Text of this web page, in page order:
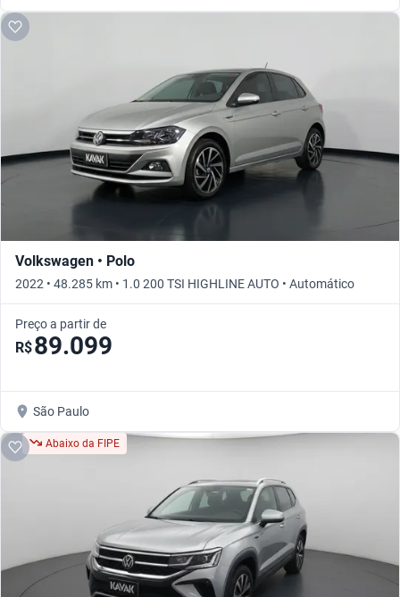
Volkswagen • Polo
2022 • 48.285 km • 1.0 200 TSI HIGHLINE AUTO • Automático
Preço a partir de
R$89.099
São Paulo
Abaixo da FIPE